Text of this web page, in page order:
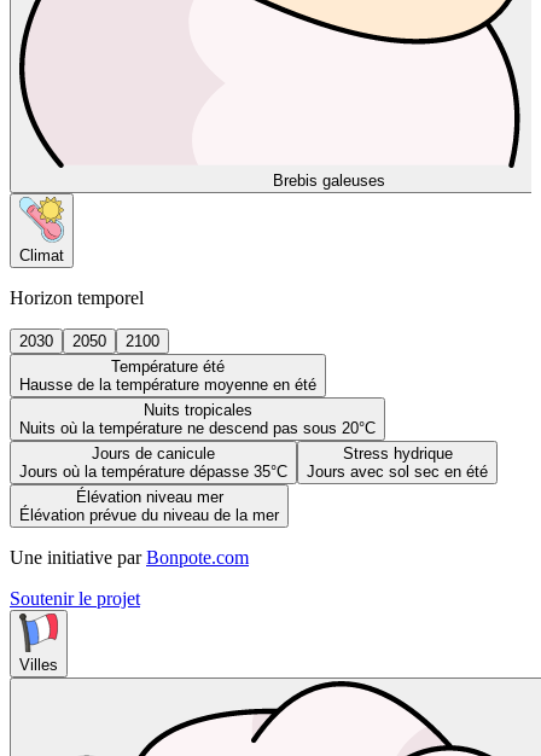
Brebis galeuses
Climat
Horizon temporel
2030 2050
2100
Température été
Hausse de la température moyenne en été
Nuits tropicales
Nuits où la température ne descend pas sous 20°C
Jours de canicule
Jours où la température dépasse 35°C
Stress hydrique
Jours avec sol sec en été
Élévation niveau mer
Élévation prévue du niveau de la mer
Une initiative par Bonpote.com
Soutenir le projet
Villes